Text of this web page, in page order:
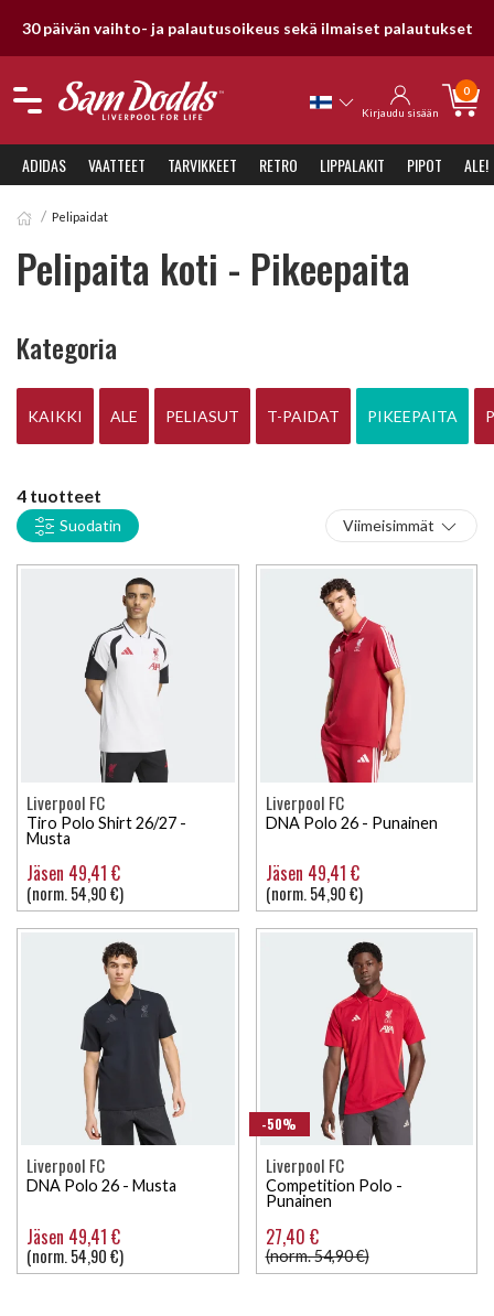
30 päivän vaihto- ja palautusoikeus sekä ilmaiset palautukset
Kirjaudu sisään
0
ADIDAS VAATTEET TARVIKKEET RETRO LIPPALAKIT PIPOT ALE!
Pelipaidat
Pelipaita koti - Pikeepaita
Kategoria
KAIKKI ALE PELIASUT T-PAIDAT PIKEEPAITA
4 tuotteet
Suodatin Viimeisimmät
Liverpool FC
Tiro Polo Shirt 26/27 -
Musta
Jäsen 49,41 €
(norm. 54,90 €)
Liverpool FC
DNA Polo 26 - Punainen
Jäsen 49,41 €
(norm. 54,90 €)
Liverpool FC
DNA Polo 26 - Musta
Jäsen 49,41 €
(norm. 54,90 €)
-50%
Liverpool FC
Competition Polo -
Punainen
27,40 €
(norm. 54,90 €)